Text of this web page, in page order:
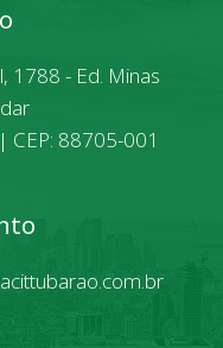
1788 - Ed. Minas
CEP: 88705-001